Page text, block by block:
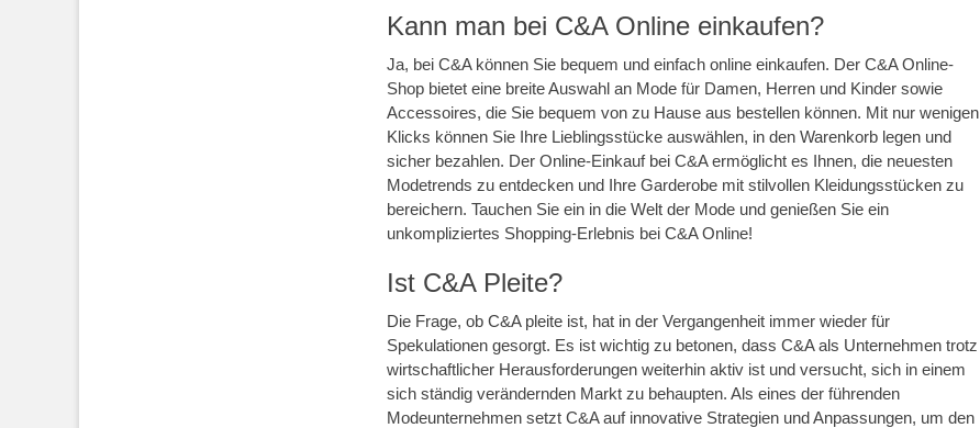
Kann man bei C&A Online einkaufen?
Ja, bei C&A können Sie bequem und einfach online einkaufen. Der C&A Online-
Shop bietet eine breite Auswahl an Mode für Damen, Herren und Kinder sowie
Accessoires, die Sie bequem von zu Hause aus bestellen können. Mit nur wenigen
Klicks können Sie Ihre Lieblingsstücke auswählen, in den Warenkorb legen und
sicher bezahlen. Der Online-Einkauf bei C&A ermöglicht es Ihnen, die neuesten
Modetrends zu entdecken und Ihre Garderobe mit stilvollen Kleidungsstücken zu
bereichern. Tauchen Sie ein in die Welt der Mode und genießen Sie ein
unkompliziertes Shopping-Erlebnis bei C&A Online!
Ist C&A Pleite?
Die Frage, ob C&A pleite ist, hat in der Vergangenheit immer wieder für
Spekulationen gesorgt. Es ist wichtig zu betonen, dass C&A als Unternehmen trotz
wirtschaftlicher Herausforderungen weiterhin aktiv ist und versucht, sich in einem
sich ständig verändernden Markt zu behaupten. Als eines der führenden
Modeunternehmen setzt C&A auf innovative Strategien und Anpassungen, um den